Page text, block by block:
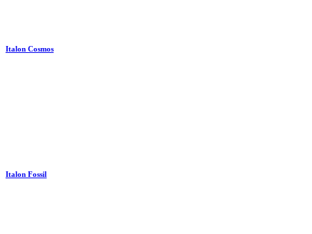
Italon Cosmos
Italon Fossil